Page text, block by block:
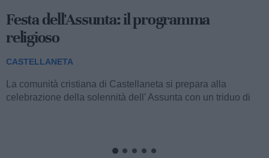
Centro storico in festa per san Domenico
tra celebrazioni religiose, sport e musica
popolare
CASTELLANETA
La comunità della parrocchia San Domenico di Castellaneta